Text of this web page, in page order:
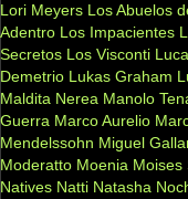
Lori Meyers Los Abuelos
Adentro Los Impacientes
Secretos Los Visconti
Demetrio Lukas Graham
Maldita Nerea Manolo
Guerra Marco Aurelio
Mendelssohn Miguel
Moderatto Moenia Moises
Natives Natti Natasha